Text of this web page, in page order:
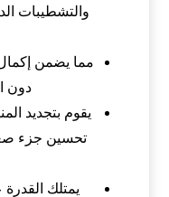
والتشطيبات
مما يضمن
دون
يقوم بتجديد
تحسين جزء
يمتلك